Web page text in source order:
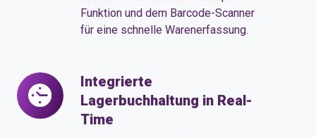
Funktion und dem Barcode-Scanner
für eine schnelle Warenerfassung.
Artikelerfassung
Integrierte
Lagerbuchhaltung in Real-
Time
Integrierte
Lagerbuchhaltung